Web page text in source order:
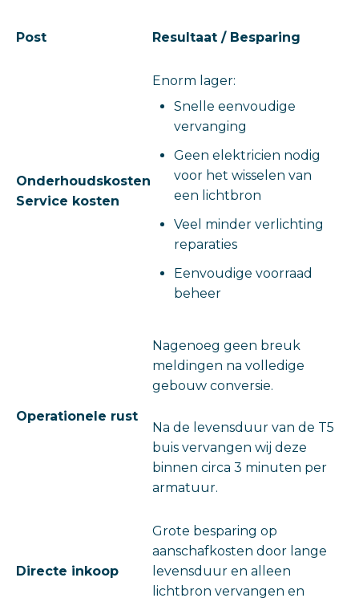
Post Resultaat / Besparing
Onderhoudskosten
Service kosten
Enorm lager:
Snelle eenvoudige
vervanging
Geen elektricien nodig
voor het wisselen van
een lichtbron
Veel minder verlichting
reparaties
Eenvoudige voorraad
beheer
Operationele rust
Nagenoeg geen breuk
meldingen na volledige
gebouw conversie.
Na de levensduur van de T5
buis vervangen wij deze
binnen circa 3 minuten per
armatuur.
Directe inkoop
Grote besparing op
aanschafkosten door lange
levensduur en alleen
lichtbron vervangen en